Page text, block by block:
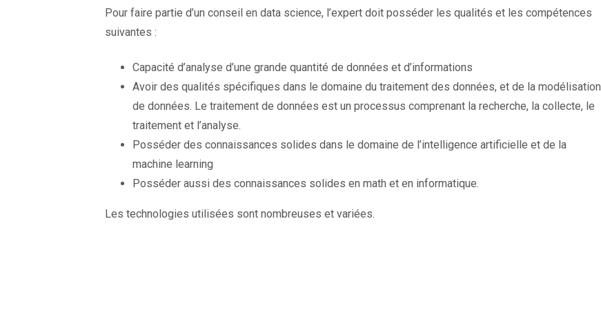
Pour faire partie d’un conseil en data science, l’expert doit posséder les qualités et les compétences
suivantes :
Capacité d’analyse d’une grande quantité de données et d’informations
Avoir des qualités spécifiques dans le domaine du traitement des données, et de la modélisation
de données. Le traitement de données est un processus comprenant la recherche, la collecte, le
traitement et l’analyse.
Posséder des connaissances solides dans le domaine de l’intelligence artificielle et de la
machine learning
Posséder aussi des connaissances solides en math et en informatique.
Les technologies utilisées sont nombreuses et variées.